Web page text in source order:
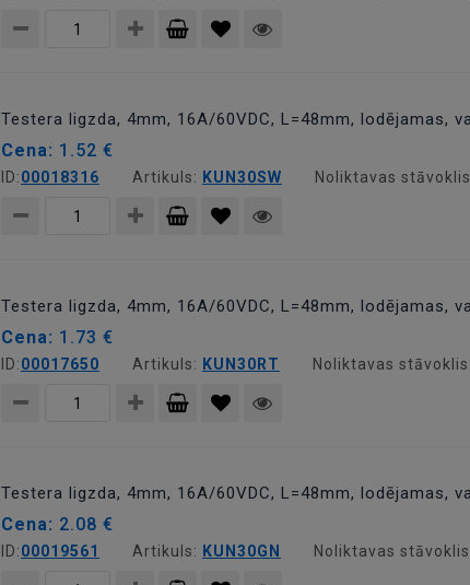
Testera ligzda, 4mm, 16A/60VDC, L=48mm, lodējamas,
Cena: 1.52 €
ID:00018316 Artikuls: KUN30SW Noliktavas
Testera ligzda, 4mm, 16A/60VDC, L=48mm, lodējamas,
Cena: 1.73 €
ID:00017650 Artikuls: KUN30RT Noliktavas stāvoklis:
Testera ligzda, 4mm, 16A/60VDC, L=48mm, lodējamas,
Cena: 2.08 €
ID:00019561 Artikuls: KUN30GN Noliktavas